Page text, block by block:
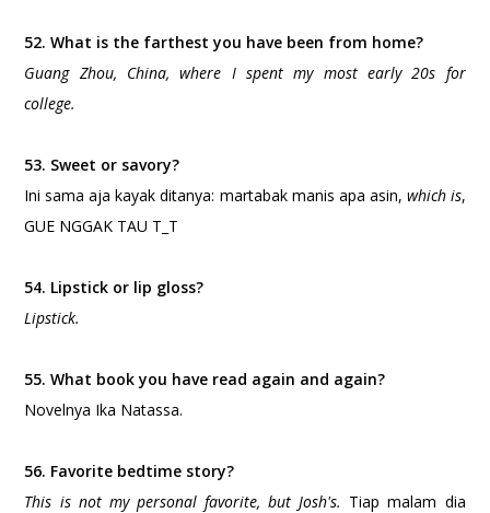
52. What is the farthest you have been from home?
Guang Zhou, China, where I spent my most early 20s for
college.
53. Sweet or savory?
Ini sama aja kayak ditanya: martabak manis apa asin, which is,
GUE NGGAK TAU T_T
54. Lipstick or lip gloss?
Lipstick.
55. What book you have read again and again?
Novelnya Ika Natassa.
56. Favorite bedtime story?
This is not my personal favorite, but Josh's. Tiap malam dia